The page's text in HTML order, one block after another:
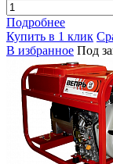
Подробнее
Купить в 1 клик
В избранное Под